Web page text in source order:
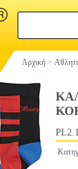
Αρχική >